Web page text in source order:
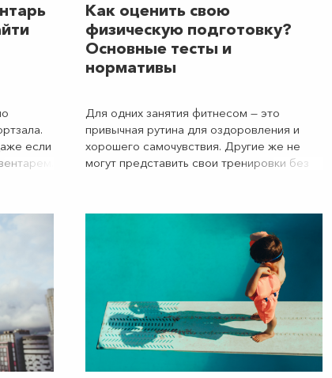
если
Как оценить свою
физическую подготовку?
Основные тесты и
нормативы
Для одних занятия фитнесом — это
привычная рутина для оздоровления и
хорошего самочувствия. Другие же не
могут представить свои тренировки без
большие цели с высокой планкой. Начните
с хороших показателей в тестах на